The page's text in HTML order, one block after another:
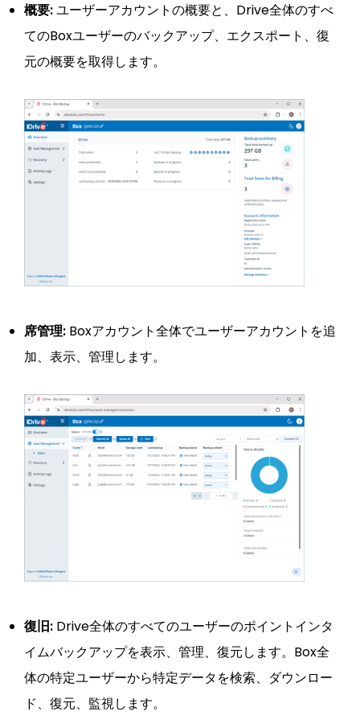
概要:ユーザーアカウントの概要と、Drive全体のすべ
てのBoxユーザーのバックアップ、エクスポート、復
元の概要を取得します。
席管理: Boxアカウント全体でユーザーアカウントを追
加、表示、管理します。
復旧: Drive全体のすべてのユーザーのポイントインタ
イムバックアップを表示、管理、復元します。Box全
体の特定ユーザーから特定データを検索、ダウンロー
ド、復元、監視します。